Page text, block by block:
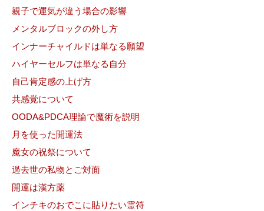
親子で運気が違う場合の影響
メンタルブロックの外し方
インナーチャイルドは単なる願望
ハイヤーセルフは単なる自分
自己肯定感の上げ方
共感覚について
OODA&PDCA理論で魔術を説明
月を使った開運法
魔女の祝祭について
過去世の私物とご対面
開運は漢方薬
インチキのおでこに貼りたい霊符